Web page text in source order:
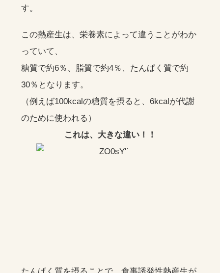
す。
この熱産生は、栄養素によって違うことがわか
っていて、
糖質で約6％、脂質で約4％、たんぱく質で約
30％となります。
（例えば100kcalの糖質を摂ると、6kcalが代謝
のために使われる）
これは、大きな違い！！